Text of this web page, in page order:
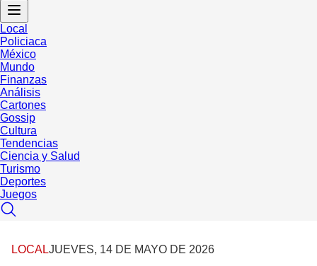
Local
Policiaca
México
Mundo
Finanzas
Análisis
Cartones
Gossip
Cultura
Tendencias
Ciencia y Salud
Turismo
Deportes
Juegos
LOCALJUEVES, 14 DE MAYO DE 2026